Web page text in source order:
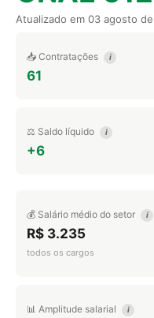
Atualizado em 03 agosto
📥 Contratações i
61
⚖️ Saldo líquido i
+6
💰 Salário médio do setor i
R$ 3.235
todos os cargos
📊 Amplitude salarial i